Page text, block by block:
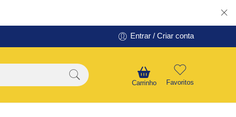
Entrar / Criar conta
Carrinho Favoritos